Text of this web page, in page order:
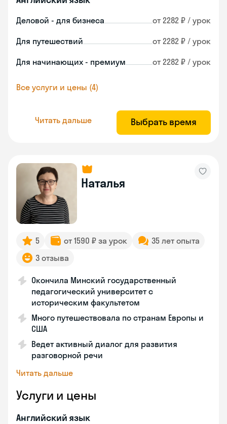
Деловой - для бизнеса от 2282 ₽ / урок
Для путешествий от 2282 ₽ / урок
Для начинающих - премиум от 2282 ₽ / урок
Все услуги и цены (4)
Читать дальше Выбрать время
Наталья
5 от 1590 ₽ за урок
35 лет опыта
3 отзыва
Окончила Минский государственный
педагогический университет с
историческим факультетом
Много путешествовала по странам Европы и
США
Ведет активный диалог для развития
разговорной речи
Читать дальше
Услуги и цены
Английский язык